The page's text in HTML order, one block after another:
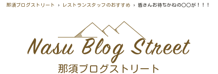
那須ブログストリート › レストランスタッフのおすすめ › 皆さんお待ちかねの○○が！！！
Nasu Blog Street
那須ブログストリート